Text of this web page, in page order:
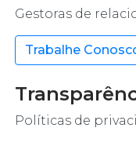
Gestoras de
Trabalhe
Políticas de